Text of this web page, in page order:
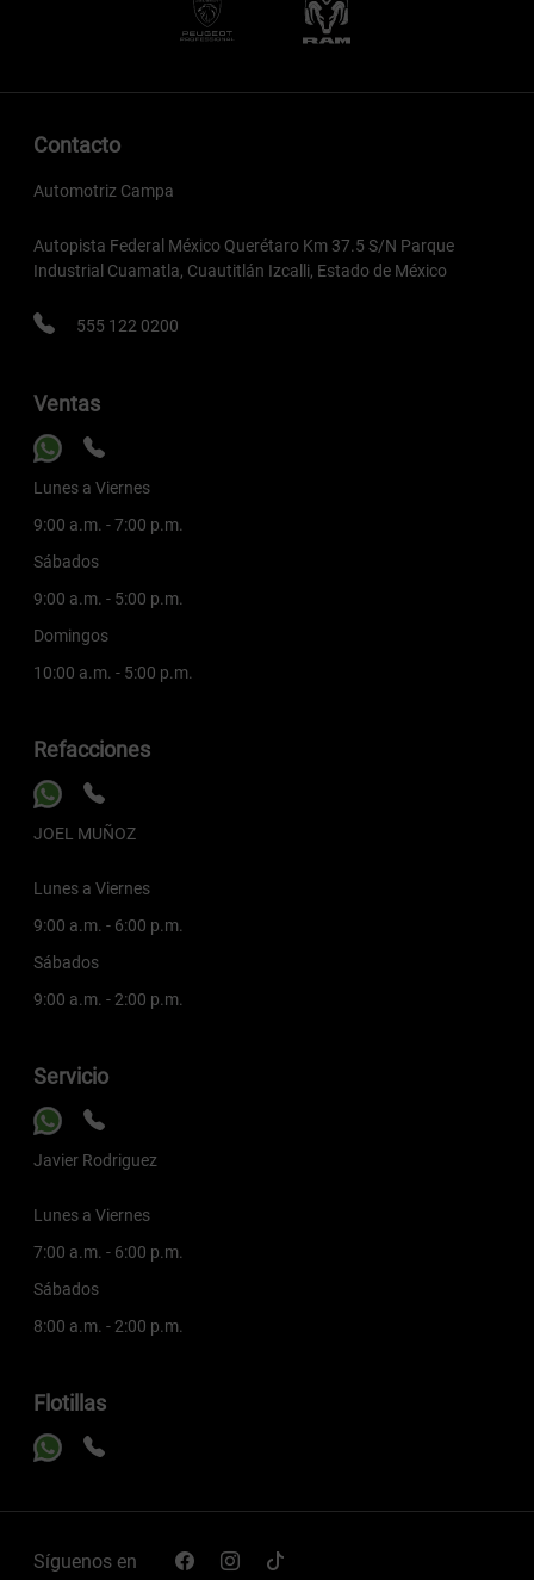
Contacto
Automotriz Campa
Autopista Federal México Querétaro Km 37.5 S/N Parque
Industrial Cuamatla, Cuautitlán Izcalli, Estado de México
555 122 0200
Ventas
Lunes a Viernes
9:00 a.m. - 7:00 p.m.
Sábados
9:00 a.m. - 5:00 p.m.
Domingos
10:00 a.m. - 5:00 p.m.
Refacciones
JOEL MUÑOZ
Lunes a Viernes
9:00 a.m. - 6:00 p.m.
Sábados
9:00 a.m. - 2:00 p.m.
Servicio
Javier Rodriguez
Lunes a Viernes
7:00 a.m. - 6:00 p.m.
Sábados
8:00 a.m. - 2:00 p.m.
Flotillas
Síguenos en